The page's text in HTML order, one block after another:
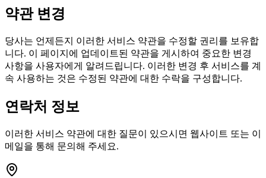
약관 변경
당사는 언제든지 이러한 서비스 약관을 수정할 권리를 보유합
니다. 이 페이지에 업데이트된 약관을 게시하여 중요한 변경
사항을 사용자에게 알려드립니다. 이러한 변경 후 서비스를 계
속 사용하는 것은 수정된 약관에 대한 수락을 구성합니다.
연락처 정보
이러한 서비스 약관에 대한 질문이 있으시면 웹사이트 또는 이
메일을 통해 문의해 주세요.